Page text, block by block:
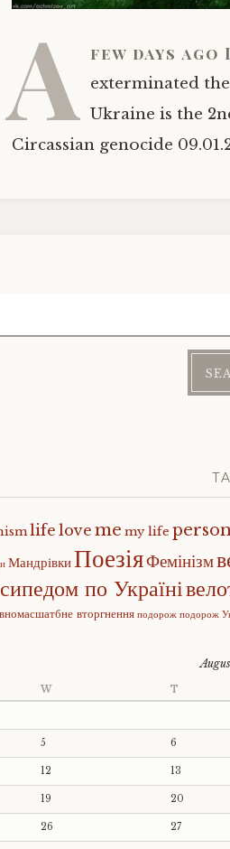
A few days
exterminated
Ukraine is the
Circassian genocide
life love me my life
МандрівкиПоезіяФемінізм
по Україні
вторгнення подорож подорож
W T
5 6
12 13
19 20
26 27